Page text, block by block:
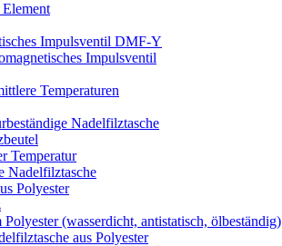
Element
Impulsventil DMF-Y
Impulsventil
Temperaturen
Nadelfilztasche
Temperatur
Nadelfilztasche
Polyester
(wasserdicht, antistatisch, ölbeständig)
aus Polyester